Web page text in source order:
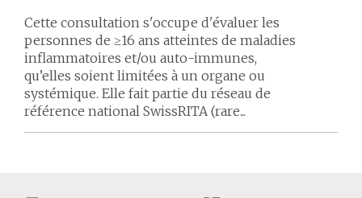
Cette consultation s'occupe d'évaluer les
personnes de ≥16 ans atteintes de maladies
inflammatoires et/ou auto-immunes,
qu’elles soient limitées à un organe ou
systémique. Elle fait partie du réseau de
référence national SwissRITA (rare...